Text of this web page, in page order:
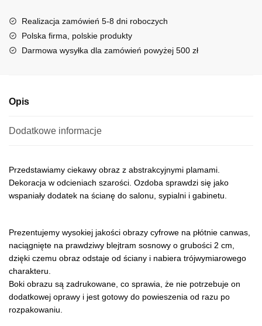
Realizacja zamówień 5-8 dni roboczych
Polska firma, polskie produkty
Darmowa wysyłka dla zamówień powyżej 500 zł
Opis
Dodatkowe informacje
Przedstawiamy ciekawy obraz z abstrakcyjnymi plamami.
Dekoracja w odcieniach szarości. Ozdoba sprawdzi się jako
wspaniały dodatek na ścianę do salonu, sypialni i gabinetu.
Prezentujemy wysokiej jakości obrazy cyfrowe na płótnie canwas,
naciągnięte na prawdziwy blejtram sosnowy o grubości 2 cm,
dzięki czemu obraz odstaje od ściany i nabiera trójwymiarowego
charakteru.
Boki obrazu są zadrukowane, co sprawia, że nie potrzebuje on
dodatkowej oprawy i jest gotowy do powieszenia od razu po
rozpakowaniu.